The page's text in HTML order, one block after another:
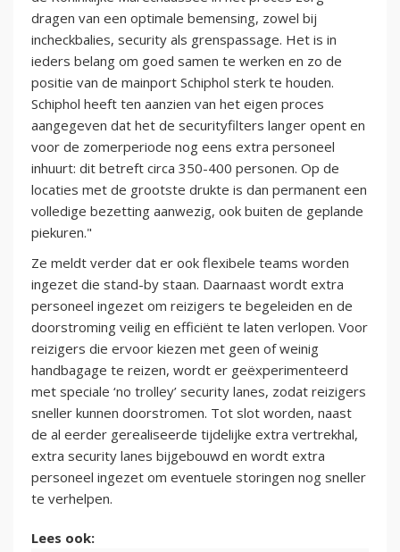
dragen van een optimale bemensing, zowel bij
incheckbalies, security als grenspassage. Het is in
ieders belang om goed samen te werken en zo de
positie van de mainport Schiphol sterk te houden.
Schiphol heeft ten aanzien van het eigen proces
aangegeven dat het de securityfilters langer opent en
voor de zomerperiode nog eens extra personeel
inhuurt: dit betreft circa 350-400 personen. Op de
locaties met de grootste drukte is dan permanent een
volledige bezetting aanwezig, ook buiten de geplande
piekuren."
Ze meldt verder dat er ook flexibele teams worden
ingezet die stand-by staan. Daarnaast wordt extra
personeel ingezet om reizigers te begeleiden en de
doorstroming veilig en efficiënt te laten verlopen. Voor
reizigers die ervoor kiezen met geen of weinig
handbagage te reizen, wordt er geëxperimenteerd
met speciale ‘no trolley’ security lanes, zodat reizigers
sneller kunnen doorstromen. Tot slot worden, naast
de al eerder gerealiseerde tijdelijke extra vertrekhal,
extra security lanes bijgebouwd en wordt extra
personeel ingezet om eventuele storingen nog sneller
te verhelpen.
Lees ook: